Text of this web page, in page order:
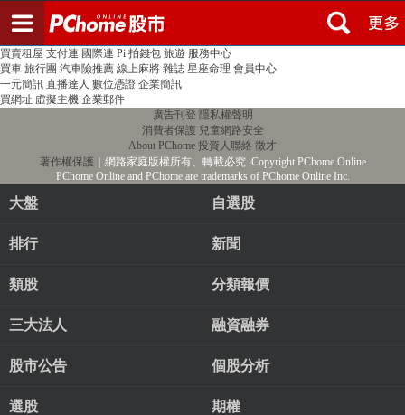
PChome首頁 線上購物 24h購物 書店
買賣租屋 支付連 國際連 Pi 拍錢包 旅遊 服務中心
買車 旅行團 汽車險推薦 線上麻將 雜誌 星座命理 會員中心
一元簡訊 直播達人 數位憑證 企業簡訊
買網址 虛擬主機 企業郵件
廣告刊登 隱私權聲明
消費者保護 兒童網路安全
About PChome 投資人聯絡 徵才
著作權保護 ｜網路家庭版權所有、轉載必究‧Copyright PChome Online
PChome Online and PChome are trademarks of PChome Online Inc.
大盤 自選股
排行 新聞
類股 分類報價
三大法人 融資融券
股市公告 個股分析
選股 期權